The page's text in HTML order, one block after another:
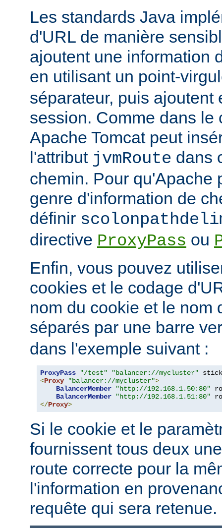
Les standards Java
d'URL de manière
ajoutent une information
en utilisant un point-
séparateur, puis ajoutent
session. Comme dans le
Apache Tomcat peut
l'attribut jvmRoute dans
chemin. Pour qu'Apache
genre d'information de
définir
directive ProxyPass ou
Enfin, vous pouvez
cookies et le codage
nom du cookie et le nom
séparés par une barre
dans l'exemple suivant :
ProxyPass "/test" "balancer://mycluster"
<Proxy "balancer://mycluster">
BalancerMember
"http://192.168.1.50:80"
BalancerMember
"http://192.168.1.51:80"
</Proxy>
Si le cookie et le
fournissent tous deux
route correcte pour la
l'information en
requête qui sera retenue.